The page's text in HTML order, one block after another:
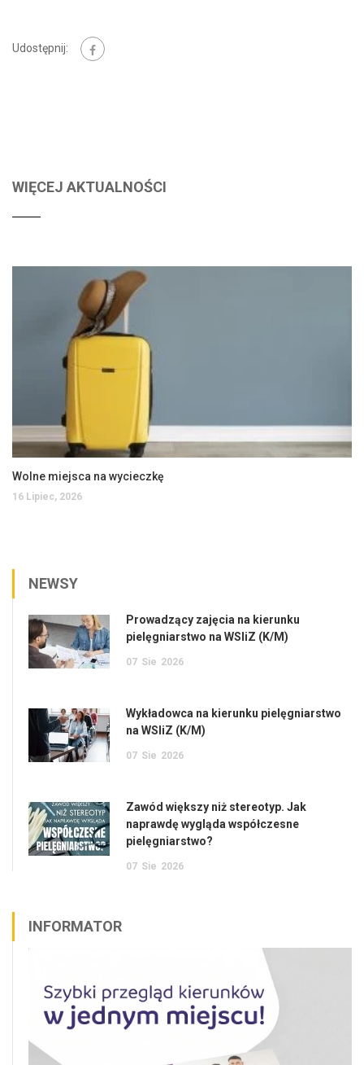
Udostępnij:
WIĘCEJ AKTUALNOŚCI
Wolne miejsca na wycieczkę
16 Lipiec, 2026
NEWSY
Prowadzący zajęcia na kierunku
pielęgniarstwo na WSIiZ (K/M)
07 Sie 2026
Wykładowca na kierunku pielęgniarstwo
na WSIiZ (K/M)
07 Sie 2026
Zawód większy niż stereotyp. Jak
naprawdę wygląda współczesne
pielęgniarstwo?
07 Sie 2026
INFORMATOR